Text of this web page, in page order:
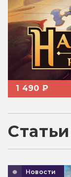
1 490 ₽
Статьи
Новости